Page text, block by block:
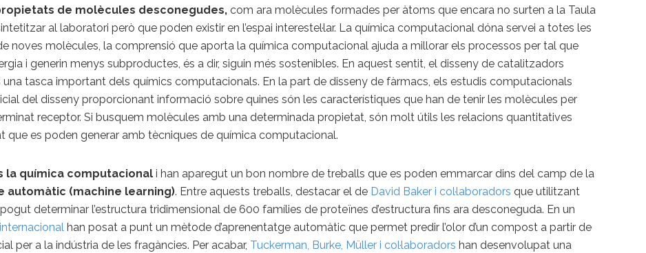
de molècules desconegudes, com ara molècules formades per àtoms que encara no surten a la Taula
al laboratori però que poden existir en l’espai interestel·lar. La química computacional dóna servei a totes les
noves molècules, la comprensió que aporta la química computacional ajuda a millorar els processos per tal que
i generin menys subproductes, és a dir, siguin més sostenibles. En aquest sentit, el disseny de catalitzadors
tasca important dels químics computacionals. En la part de disseny de fàrmacs, els estudis computacionals
del disseny proporcionant informació sobre quines són les característiques que han de tenir les molècules per
receptor. Si busquem molècules amb una determinada propietat, són molt útils les relacions quantitatives
es poden generar amb tècniques de química computacional.
la química computacional i han aparegut un bon nombre de treballs que es poden emmarcar dins del camp de la
automàtic (machine learning). Entre aquests treballs, destacar el de David Baker i col·laboradors que utilitzant
determinar l’estructura tridimensional de 600 famílies de proteïnes d’estructura fins ara desconeguda. En un
han posat a punt un mètode d’aprenentatge automàtic que permet predir l’olor d’un compost a partir de
per a la indústria de les fragàncies. Per acabar, Tuckerman, Burke, Müller i col·laboradors han desenvolupat una